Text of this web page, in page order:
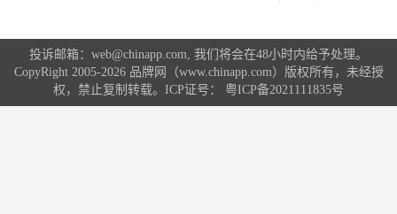
投诉邮箱：web@chinapp.com, 我们将会在48小时内给予处理。
CopyRight 2005-2026 品牌网（www.chinapp.com）版权所有，未经授
权，禁止复制转载。ICP证号： 粤ICP备2021111835号